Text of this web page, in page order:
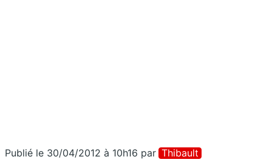
Publié le 30/04/2012 à 10h16 par Thibault